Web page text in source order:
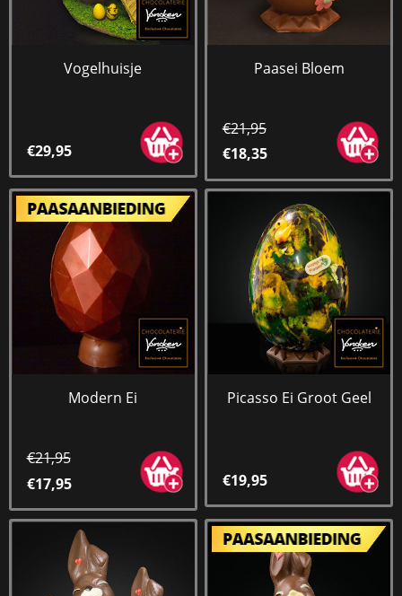
Vogelhuisje
€29,95
Paasei Bloem
€21,95
€18,35
Modern Ei
€21,95
€17,95
Picasso Ei Groot Geel
€19,95